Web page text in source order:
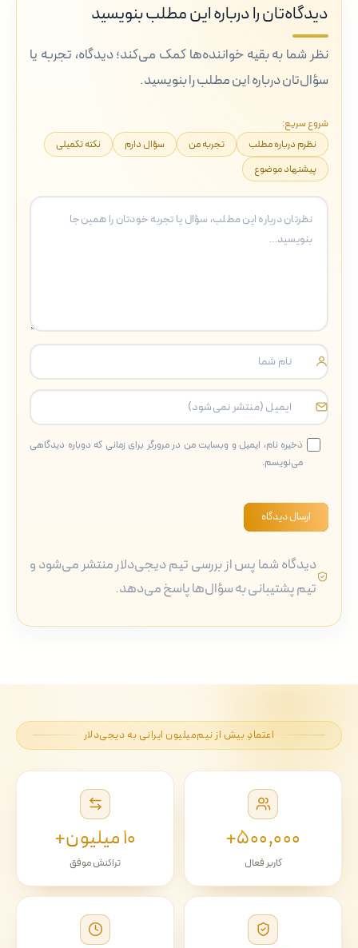
دیدگاه‌تان را درباره این مطلب بنویسید
نظر شما به بقیه خواننده‌ها کمک می‌کند؛ دیدگاه، تجربه یا
سؤال‌تان درباره این مطلب را بنویسید.
شروع سریع:
نظرم درباره مطلب
تجربه من سؤال دارم
نکته تکمیلی
پیشنهاد موضوع
ذخیره نام، ایمیل و وبسایت من در مرورگر برای زمانی که دوباره دیدگاهی
می‌نویسم.
ارسال دیدگاه
دیدگاه شما پس از بررسی تیم دیجی‌دلار منتشر می‌شود و
تیم پشتیبانی به سؤال‌ها پاسخ می‌دهد.
اعتمادِ بیش از نیم‌میلیون ایرانی به دیجی‌دلار
۵۰۰٬۰۰۰+
کاربر فعال
۱۰ میلیون+
تراکنش موفق